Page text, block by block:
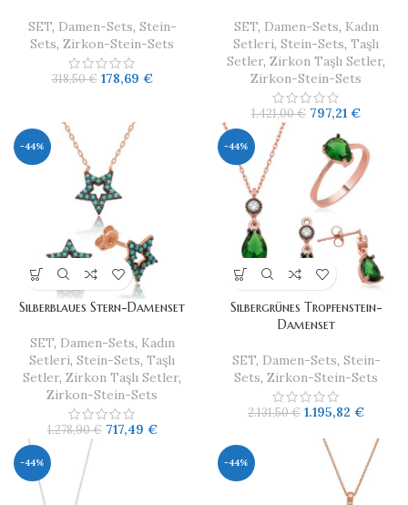
SET, Damen-Sets, Stein-
Sets, Zirkon-Stein-Sets
318,50€ 178,69 €
SET, Damen-Sets, Kadın
Setleri, Stein-Sets, Taşlı
Setler, Zirkon Taşlı Setler,
Zirkon-Stein-Sets
1.421,00€ 797,21 €
-44%
Silberblaues Stern-Damenset
SET, Damen-Sets, Kadın
Setleri, Stein-Sets, Taşlı
Setler, Zirkon Taşlı Setler,
Zirkon-Stein-Sets
1.278,90€ 717,49 €
-44%
Silbergrünes Tropfenstein-
Damenset
SET, Damen-Sets, Stein-
Sets, Zirkon-Stein-Sets
2.131,50€ 1.195,82 €
-44% -44%